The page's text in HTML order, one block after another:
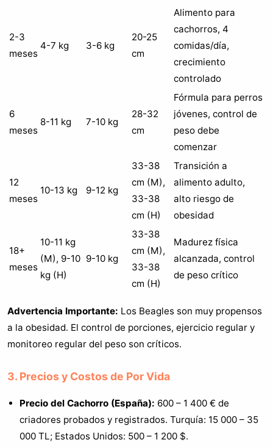
2-3
meses
4-7 kg 3-6 kg
20-25
cm
Alimento para
cachorros, 4
comidas/día,
crecimiento
controlado
6
meses
8-11 kg 7-10 kg
28-32
cm
Fórmula para perros
jóvenes, control de
peso debe
comenzar
12
meses
10-13 kg 9-12 kg
33-38
cm (M),
33-38
cm (H)
Transición a
alimento adulto,
alto riesgo de
obesidad
18+
meses
10-11 kg
(M), 9-10
kg (H)
9-10 kg
33-38
cm (M),
33-38
cm (H)
Madurez física
alcanzada, control
de peso crítico
Advertencia Importante: Los Beagles son muy propensos
a la obesidad. El control de porciones, ejercicio regular y
monitoreo regular del peso son críticos.
3. Precios y Costos de Por Vida
Precio del Cachorro (España): 600 – 1 400 € de
criadores probados y registrados. Turquía: 15 000 – 35
000 TL; Estados Unidos: 500 – 1 200 $.